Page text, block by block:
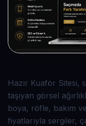
Hazır Kuaför Sitesi,
taşıyan görsel
boya, röfle, bakım
fiyatlarıyla sergiler,